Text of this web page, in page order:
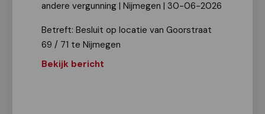
andere vergunning | Nijmegen | 30-06-2026
Betreft: Besluit op locatie van Goorstraat
69 / 71 te Nijmegen
Bekijk bericht